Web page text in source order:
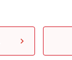
クセサリー
ランキング
グ
丸五
グラデ